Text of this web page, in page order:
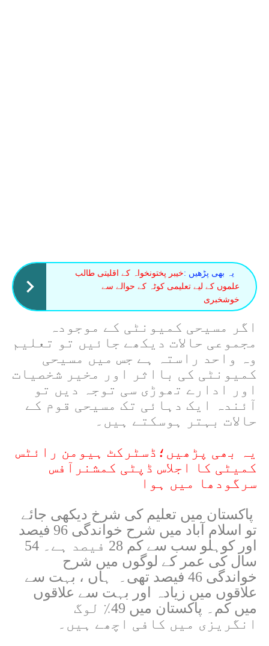
یہ بھی پڑھیں :خیبر پختونخواہ کے اقلیتی طالب
علموں کے لیے تعلیمی کوٹہ کے حوالے سے
خوشخبری
اگر مسیحی کمیونٹی کے موجودہ
مجموعی حالات دیکھے جائیں تو تعلیم
وہ واحد راستہ ہے جس میں مسیحی
کمیونٹی کی بااثر اور مخیر شخصیات
اور ادارے تھوڑی سی توجہ دیں تو
آئندہ ایک دہائی تک مسیحی قوم کے
حالات بہتر ہوسکتے ہیں۔
یہ بھی پڑھیں؛ڈسٹرکٹ ہیومن رائٹس
کمیٹی کا اجلاس ڈپٹی کمشنرآفس
سرگودھا میں ہوا
پاکستان میں تعلیم کی شرخ دیکھی جائے
تو اسلام آباد میں شرح خواندگی 96 فیصد
اور کوہلو سب سے کم 28 فیصد ہے۔ 54
سال کی عمر کے لوگوں میں شرح
خواندگی 46 فیصد تھی۔
ہاں ، بہت سے
علاقوں میں زیادہ اور بہت سے علاقوں
میں کم۔ پاکستان میں 49٪ لوگ
انگریزی میں کافی اچھے ہیں۔